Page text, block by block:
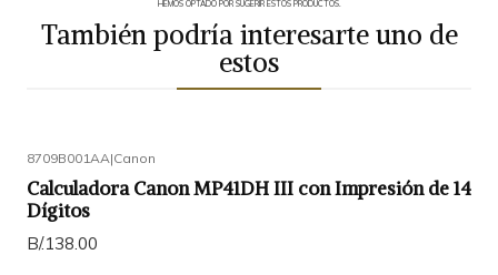
HEMOS OPTADO POR SUGERIR ESTOS PRODUCTOS.
También podría interesarte uno de
estos
8709B001AA|Canon
Calculadora Canon MP41DH III con Impresión de 14
Dígitos
B/.138.00